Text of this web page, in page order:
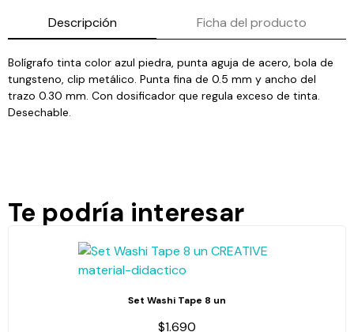
Descripción Ficha del producto
Bolígrafo tinta color azul piedra, punta aguja de acero, bola de
tungsteno, clip metálico. Punta fina de 0.5 mm y ancho del
trazo 0.30 mm. Con dosificador que regula exceso de tinta.
Desechable.
Te podría interesar
Set Washi Tape 8 un
$1.690